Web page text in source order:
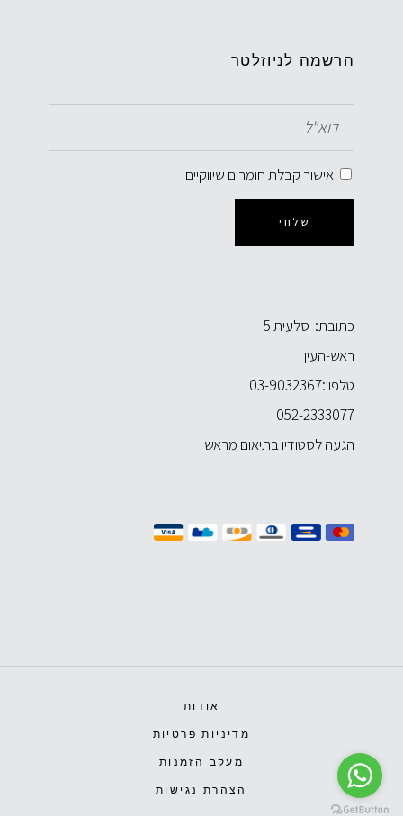
הרשמה לניוזלטר
אישור קבלת חומרים שיווקיים
שלחי
כתובת: סלעית 5
ראש-העין
טלפון:03-9032367
052-2333077
הגעה לסטודיו בתיאום מראש
אודות
מדיניות פרטיות
מעקב הזמנות
הצהרת נגישות